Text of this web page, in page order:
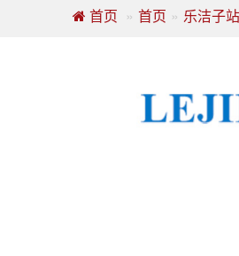
首页 首页 乐洁子站